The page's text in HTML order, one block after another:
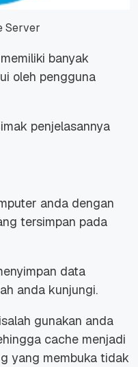
Server
banyak
oleh pengguna
penjelasannya
anda dengan
tersimpan pada
data
anda kunjungi.
gunakan anda
cache menjadi
yang membuka tidak